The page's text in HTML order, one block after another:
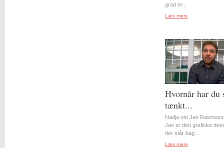
grad er...
Læs mere
Hvornår har du
tænkt...
Nadja om Jan
Jan er den grafiske
der står bag...
Læs mere